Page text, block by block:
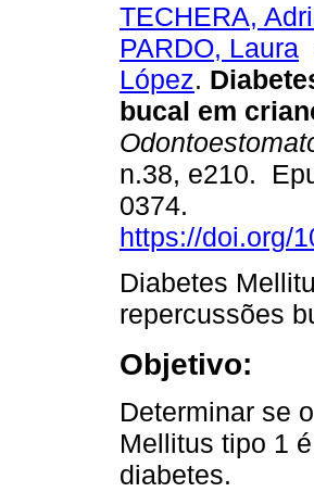
TECHERA,
PARDO, Laura
López.
bucal em
n.38, e210.
0374.
https://doi.org/
Diabetes
repercussões
Objetivo:
Determinar se
Mellitus tipo 1
diabetes.